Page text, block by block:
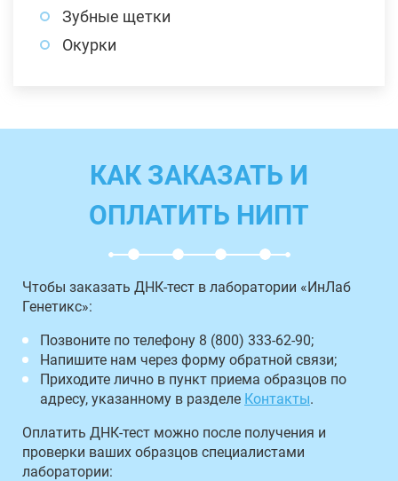
Зубные щетки
Окурки
КАК ЗАКАЗАТЬ И
ОПЛАТИТЬ НИПТ
Чтобы заказать ДНК-тест в лаборатории «ИнЛаб
Генетикс»:
Позвоните по телефону 8 (800) 333-62-90;
Напишите нам через форму обратной связи;
Приходите лично в пункт приема образцов по
адресу, указанному в разделе Контакты.
Оплатить ДНК-тест можно после получения и
проверки ваших образцов специалистами
лаборатории: